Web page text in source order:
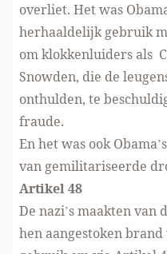
overliet. Het was
herhaaldelijk gebruik
om klokkenluiders als
Snowden, die de
onthulden, te
fraude.
En het was ook
van gemilitariseerde
Artikel 48
De nazi’s maakten van
hen aangestoken